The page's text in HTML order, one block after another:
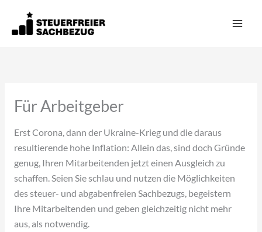
Inhalt
springen
Für Arbeitgeber
Erst Corona, dann der Ukraine-Krieg und die daraus
resultierende hohe Inflation: Allein das, sind doch Gründe
genug, Ihren Mitarbeitenden jetzt einen Ausgleich zu
schaffen. Seien Sie schlau und nutzen die Möglichkeiten
des steuer- und abgabenfreien Sachbezugs, begeistern
Ihre Mitarbeitenden und geben gleichzeitig nicht mehr
aus, als notwendig.